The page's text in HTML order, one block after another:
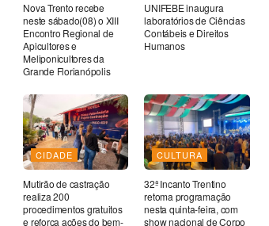
Nova Trento recebe
neste sábado(08) o XIII
Encontro Regional de
Apicultores e
Meliponicultores da
Grande Florianópolis
UNIFEBE inaugura
laboratórios de Ciências
Contábeis e Direitos
Humanos
CIDADE
Mutirão de castração
realiza 200
procedimentos gratuitos
e reforça ações do bem-
CULTURA
32ª Incanto Trentino
retoma programação
nesta quinta-feira, com
show nacional de Corpo